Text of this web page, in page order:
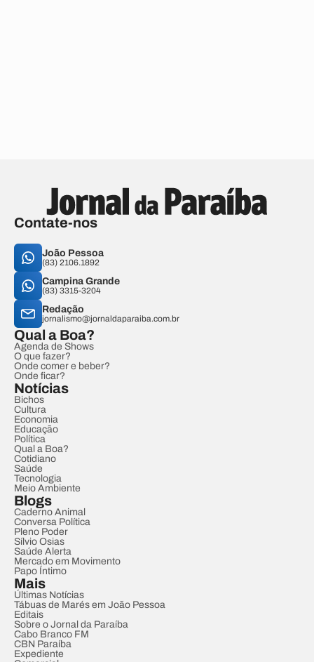
Contate-nos
João Pessoa
(83) 2106.1892
Campina Grande
(83) 3315-3204
Redação
jornalismo@jornaldaparaiba.com.br
Qual a Boa?
Agenda de Shows
O que fazer?
Onde comer e beber?
Onde ficar?
Notícias
Bichos
Cultura
Economia
Educação
Política
Qual a Boa?
Cotidiano
Saúde
Tecnologia
Meio Ambiente
Blogs
Caderno Animal
Conversa Política
Pleno Poder
Sílvio Osias
Saúde Alerta
Mercado em Movimento
Papo Íntimo
Mais
Últimas Notícias
Tábuas de Marés em João Pessoa
Editais
Sobre o Jornal da Paraíba
Cabo Branco FM
CBN Paraíba
Expediente